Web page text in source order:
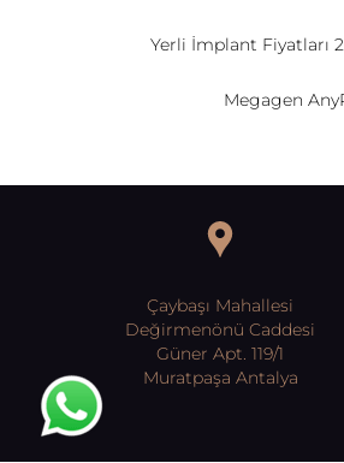
Yerli İmplant Fiyatları
Megagen
Çaybaşı Mahallesi
Değirmenönü Caddesi
Güner Apt. 119/1
Muratpaşa Antalya